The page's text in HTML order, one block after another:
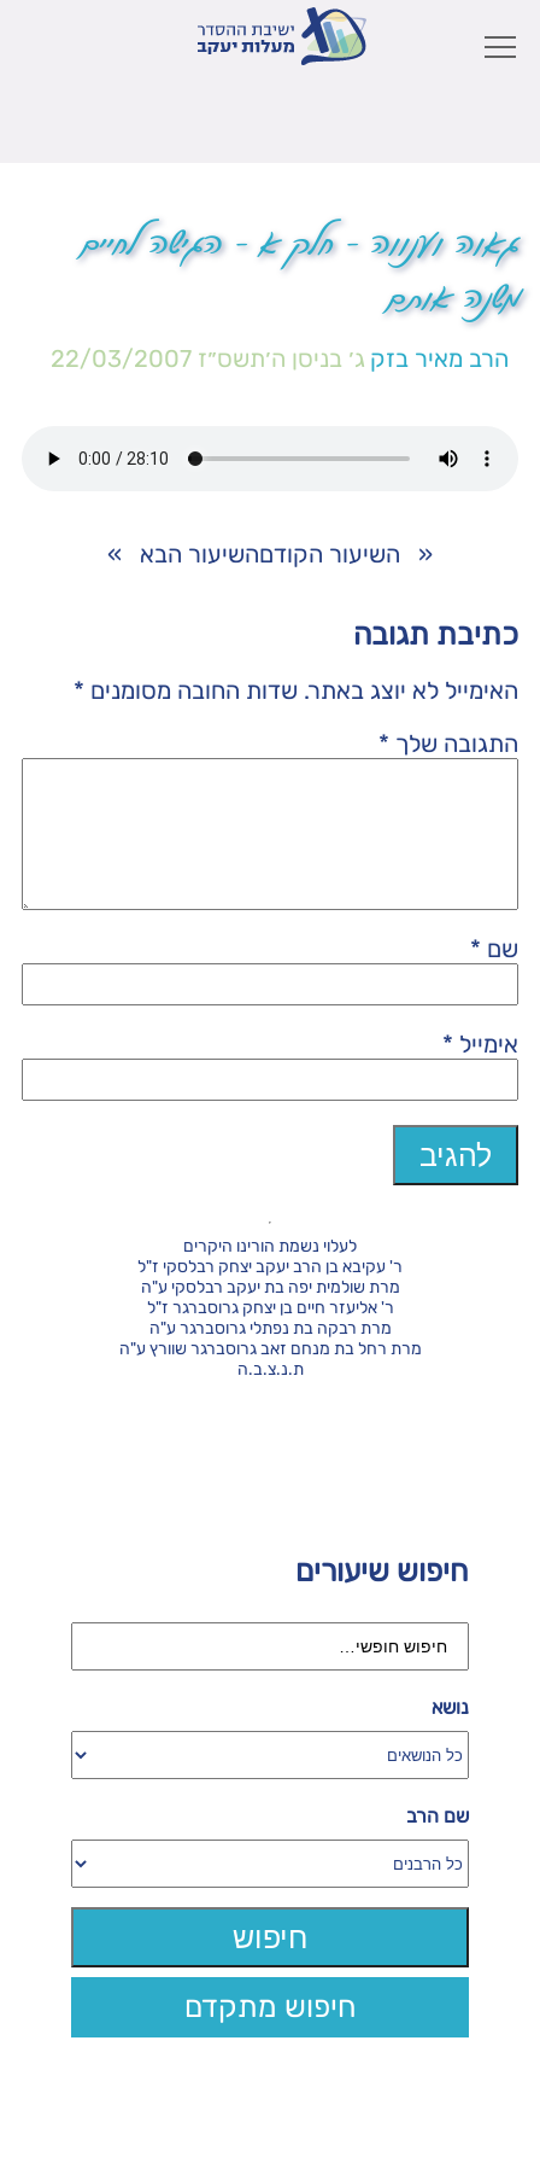
גאוה וענווה – חלק א – הגישה לחיים
משנה אותם
הרב מאיר בזק ג׳ בניסן ה׳תשס״ז 22/03/2007
« השיעור הקודםהשיעור הבא »
כתיבת תגובה
האימייל לא יוצג באתר. שדות החובה מסומנים *
התגובה שלך *
שם *
אימייל *
חיפוש שיעורים
נושא
שם הרב
חיפוש מתקדם
לעלוי נשמת הורינו היקרים
ר' עקיבא בן הרב יעקב יצחק רבלסקי ז"ל
מרת שולמית יפה בת יעקב רבלסקי ע"ה
ר' אליעזר חיים בן יצחק גרוסברגר ז"ל
מרת רבקה בת נפתלי גרוסברגר ע"ה
מרת רחל בת מנחם זאב גרוסברגר שוורץ ע"ה
ת.נ.צ.ב.ה